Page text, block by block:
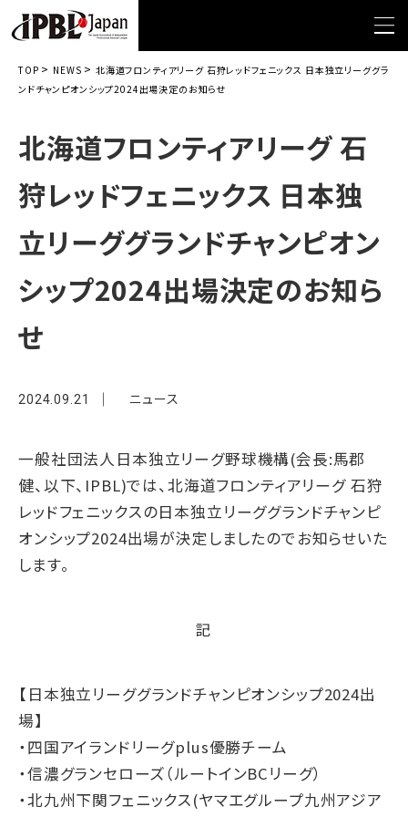
TOP > NEWS > 北海道フロンティアリーグ 石狩レッドフェニックス 日本独立リーググラ
ンドチャンピオンシップ2024出場決定のお知らせ
北海道フロンティアリーグ 石
狩レッドフェニックス 日本独
立リーググランドチャンピオン
シップ2024出場決定のお知ら
せ
2024.09.21 ニュース
一般社団法人日本独立リーグ野球機構(会長:馬郡
健、以下、IPBL)では、北海道フロンティアリーグ 石狩
レッドフェニックスの日本独立リーググランドチャンピ
オンシップ2024出場が決定しましたのでお知らせいた
します。
記
【日本独立リーググランドチャンピオンシップ2024出
場】
・四国アイランドリーグplus優勝チーム
・信濃グランセローズ（ルートインBCリーグ）
・北九州下関フェニックス(ヤマエグループ九州アジア